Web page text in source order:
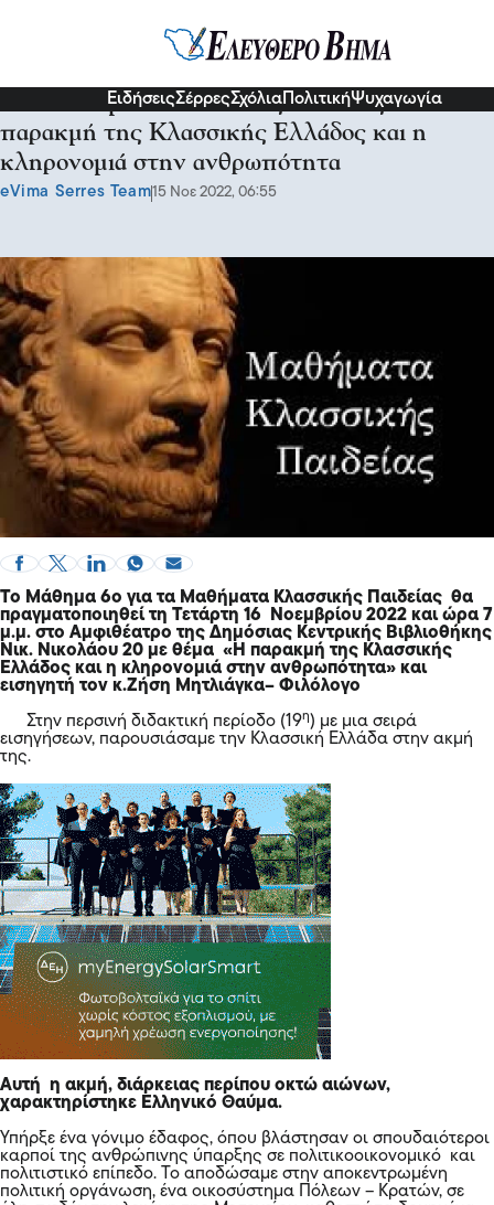
ΕιδήσειςΣέρρεςΣχόλια ΠολιτικήΨυχαγωγία
Στα Μαθήματα Κλασσικής Παιδέιας: Η
παρακμή της Κλασσικής Ελλάδος και η
κληρονομιά στην ανθρωπότητα
eVima Serres Team15 Νοε 2022, 06:55
Το Μάθημα 6ο για τα Μαθήματα Κλασσικής Παιδείας θα
πραγματοποιηθεί τη Τετάρτη 16 Νοεμβρίου 2022 και ώρα 7
μ.μ. στο Αμφιθέατρο της Δημόσιας Κεντρικής Βιβλιοθήκης
Νικ. Νικολάου 20 με θέμα «Η παρακμή της Κλασσικής
Ελλάδος και η κληρονομιά στην ανθρωπότητα» και
εισηγητή τον κ.Ζήση Μητλιάγκα– Φιλόλογο
Στην περσινή διδακτική περίοδο (19η) με μια σειρά
εισηγήσεων, παρουσιάσαμε την Κλασσική Ελλάδα στην ακμή
της.
Αυτή η ακμή, διάρκειας περίπου οκτώ αιώνων,
χαρακτηρίστηκε Ελληνικό Θαύμα.
Υπήρξε ένα γόνιμο έδαφος, όπου βλάστησαν οι σπουδαιότεροι
καρποί της ανθρώπινης ύπαρξης σε πολιτικοοικονομικό και
πολιτιστικό επίπεδο. Το αποδώσαμε στην αποκεντρωμένη
πολιτική οργάνωση, ένα οικοσύστημα Πόλεων – Κρατών, σε